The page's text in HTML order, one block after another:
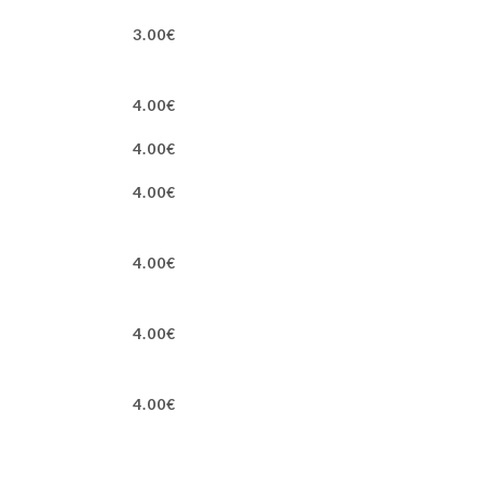
3.00€
4.00€
4.00€
4.00€
4.00€
4.00€
4.00€